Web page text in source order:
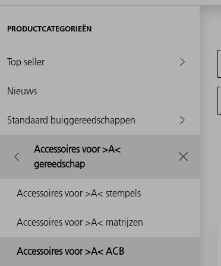
PRODUCTCATEGORIEËN
Top seller
Nieuws
Standaard buiggereedschappen
Accessoires voor >A<
gereedschap
Accessoires voor >A< stempels
Accessoires voor >A< matrijzen
Accessoires voor >A< ACB